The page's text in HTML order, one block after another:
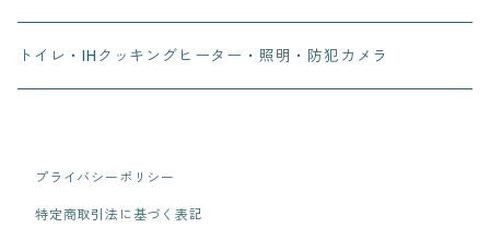
トイレ・IHクッキングヒーター・照明・防犯カメラ
プライバシーポリシー
特定商取引法に基づく表記